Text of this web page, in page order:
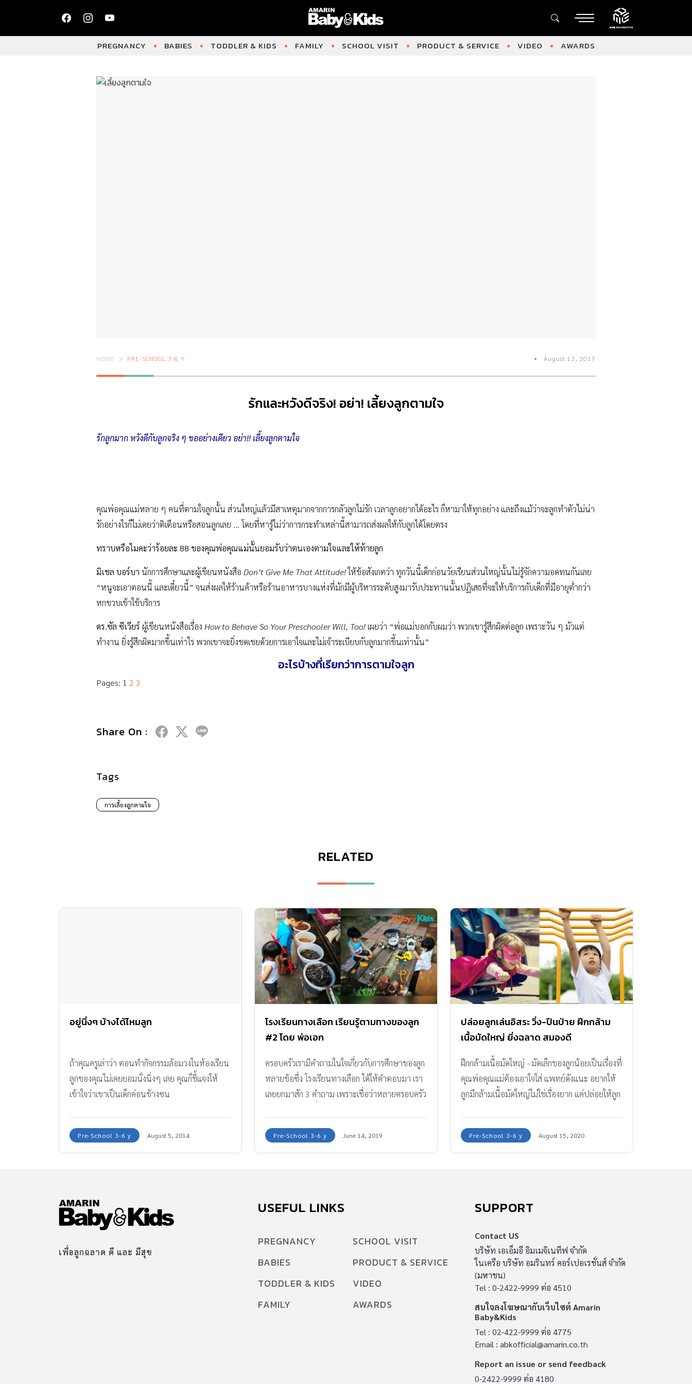
PREGNANCY BABIES TODDLER & KIDS FAMILY SCHOOL VISIT PRODUCT & SERVICE VIDEO AWARDS
HOME PRE-SCHOOL 3-6 Y August 13, 2017
รักและหวังดีจริง! อย่า! เลี้ยงลูกตามใจ
รักลูกมาก หวังดีกับลูกจริง ๆ ขออย่างเดียว อย่า!! เลี้ยงลูกตามใจ
คุณพ่อคุณแม่หลาย ๆ คนที่ตามใจลูกนั้น ส่วนใหญ่แล้วมีสาเหตุมากจากการกลัวลูกไม่รัก เวลาลูกอยากได้อะไร ก็หามาให้ทุกอย่าง และถึงแม้ว่าจะลูกทำตัวไม่น่า
รักอย่างไรก็ไม่เคยว่าติเตือนหรือสอนลูกเลย … โดยที่หารู้ไม่ว่าการกระทำเหล่านี้สามารถส่งผลให้กับลูกได้โดยตรง
ทราบหรือไมคะว่าร้อยละ 88 ของคุณพ่อคุณแม่นั้นยอมรับว่าตนเองตามใจและให้ท้ายลูก
มิเชล บอร์บา นักการศึกษาและผู้เขียนหนังสือ Don’t Give Me That Attitude!ให้ข้อสังเกตว่า ทุกวันนี้เด็กก่อนวัยเรียนส่วนใหญ่นั้นไม่รู้จักความอดทนกันเลย
“หนูจะเอาตอนนี้ และเดี๋ยวนี้” จนส่งผลให้ร้านค้าหรือร้านอาหารบางแห่งที่มักมีผู้บริหารระดับสูงมารับประทานนั้นปฏิเสธที่จะให้บริการกับเด็กที่มีอายุต่ำกว่า
หกขวบเข้าใช้บริการ
ดร.ซัล ซีเวียร์ ผู้เขียนหนังสือเรื่อง How to Behave So Your Preschooler Will, Too!เผยว่า “พ่อแม่บอกกับผมว่า พวกเขารู้สึกผิดต่อลูก เพราะวัน ๆ มัวแต่
ทำงาน ยิ่งรู้สึกผิดมากขึ้นเท่าไร พวกเขาจะยิ่งชดเชยด้วยการเอาใจและไม่เจ้าระเบียบกับลูกมากขึ้นเท่านั้น”
อะไรบ้างที่เรียกว่าการตามใจลูก
Pages: 1 2 3
Share On :
Tags
การเลี้ยงลูกตามใจ
RELATED
อยู่นิ่งๆ บ้างได้ไหมลูก
ถ้าคุณครูเล่าว่า ตอนทำกิจกรรมล้อมวงในห้องเรียน
ลูกของคุณไม่เคยยอมนั่งนิ่งๆ เลย คุณก็ชี้แจงให้
เข้าใจว่าเขาเป็นเด็กค่อนข้างซน
Pre-School 3-6 y August 5, 2014
โรงเรียนทางเลือก เรียนรู้ตามทางของลูก
#2 โดย พ่อเอก
ครอบครัวเรามีคำถามในใจเกี่ยวกับการศึกษาของลูก
หลายข้อซึ่ง โรงเรียนทางเลือก ได้ให้คำตอบมา เรา
เลยยกมาสัก 3 คำถาม เพราะเชื่อว่าหลายครอบครัว
Pre-School 3-6 y June 14, 2019
ปล่อยลูกเล่นอิสระ วิ่ง-ปีนป่าย ฝึกกล้าม
เนื้อมัดใหญ่ ยิ่งฉลาด สมองดี
ฝึกกล้ามเนื้อมัดใหญ่ –มัดเล็กของลูกน้อยเป็นเรื่องที่
คุณพ่อคุณแม่ต้องเอาใจใส่ แพทย์ดังแนะ อยากให้
ลูกมีกล้ามเนื้อมัดใหญ่ไม่ใช่เรื่องยาก แค่ปล่อยให้ลูก
Pre-School 3-6 y August 15, 2020
เพื่อลูกฉลาด ดี และ มีสุข
USEFUL LINKS
PREGNANCY
BABIES
TODDLER & KIDS
FAMILY
SCHOOL VISIT
PRODUCT & SERVICE
VIDEO
AWARDS
SUPPORT
Contact US
บริษัท เอเอ็มอี อิมเมจิเนทีฟ จำกัด
ในเครือ บริษัท อมรินทร์ คอร์เปอเรชั่นส์ จำกัด
(มหาชน)
Tel : 0-2422-9999 ต่อ 4510
สนใจลงโฆษณากับเว็บไซต์ Amarin
Baby&Kids
Tel : 02-422-9999 ต่อ 4775
Email : abkofficial@amarin.co.th
Report an issue or send feedback
0-2422-9999 ต่อ 4180